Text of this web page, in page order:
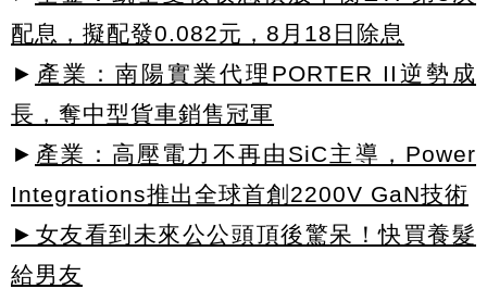
配息，擬配發0.082元，8月18日除息
► 產業：南陽實業代理PORTER II逆勢成
長，奪中型貨車銷售冠軍
► 產業：高壓電力不再由SiC主導，Power
Integrations推出全球首創2200V GaN技術
►女友看到未來公公頭頂後驚呆！快買養髮
給男友